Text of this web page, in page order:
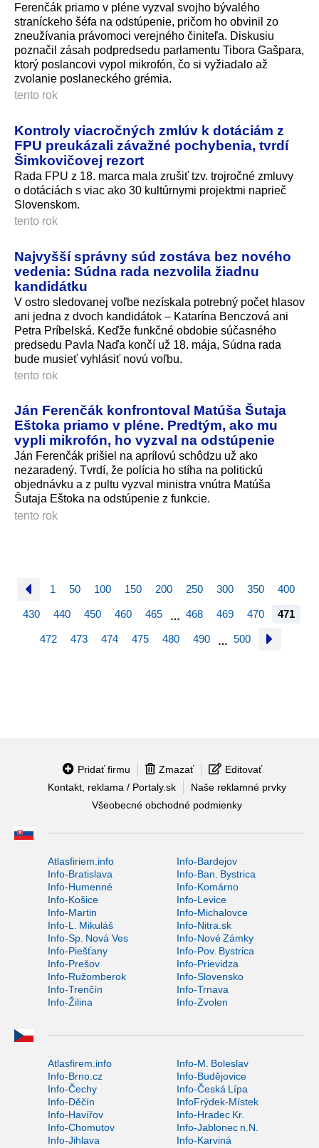
Ferenčák priamo v pléne vyzval svojho bývalého
straníckeho šéfa na odstúpenie, pričom ho obvinil zo
zneužívania právomoci verejného činiteľa. Diskusiu
poznačil zásah podpredsedu parlamentu Tibora Gašpara,
ktorý poslancovi vypol mikrofón, čo si vyžiadalo až
zvolanie poslaneckého grémia.
tento rok
Kontroly viacročných zmlúv k dotáciám z
FPU preukázali závažné pochybenia, tvrdí
Šimkovičovej rezort
Rada FPU z 18. marca mala zrušiť tzv. trojročné zmluvy
o dotáciách s viac ako 30 kultúrnymi projektmi naprieč
Slovenskom.
tento rok
Najvyšší správny súd zostáva bez nového
vedenia: Súdna rada nezvolila žiadnu
kandidátku
V ostro sledovanej voľbe nezískala potrebný počet hlasov
ani jedna z dvoch kandidátok – Katarína Benczová ani
Petra Príbelská. Keďže funkčné obdobie súčasného
predsedu Pavla Naďa končí už 18. mája, Súdna rada
bude musieť vyhlásiť novú voľbu.
tento rok
Ján Ferenčák konfrontoval Matúša Šutaja
Eštoka priamo v pléne. Predtým, ako mu
vypli mikrofón, ho vyzval na odstúpenie
Ján Ferenčák prišiel na aprílovú schôdzu už ako
nezaradený. Tvrdí, že polícia ho stíha na politickú
objednávku a z pultu vyzval ministra vnútra Matúša
Šutaja Eštoka na odstúpenie z funkcie.
tento rok
1 50 100 150 200 250 300 350 400
430 440 450 460 465 … 468 469 470 471
472 473 474 475 480 490 … 500
Pridať firmu Zmazať
Editovať
Kontakt, reklama / Portaly.sk
Naše reklamné prvky
Všeobecné obchodné podmienky
Atlasfiriem.info
Info-Bardejov
Info-Bratislava
Info-Ban. Bystrica
Info-Humenné
Info-Komárno
Info-Košice
Info-Levice
Info-Martin
Info-Michalovce
Info-L. Mikuláš
Info-Nitra.sk
Info-Sp. Nová Ves
Info-Nové Zámky
Info-Piešťany
Info-Pov. Bystrica
Info-Prešov
Info-Prievidza
Info-Ružomberok
Info-Slovensko
Info-Trenčín
Info-Trnava
Info-Žilina
Info-Zvolen
Atlasfirem.info
Info-M. Boleslav
Info-Brno.cz
Info-Budějovice
Info-Čechy
Info-Česká Lípa
Info-Děčín
InfoFrýdek-Místek
Info-Havířov
Info-Hradec Kr.
Info-Chomutov
Info-Jablonec n.N.
Info-Jihlava
Info-Karviná